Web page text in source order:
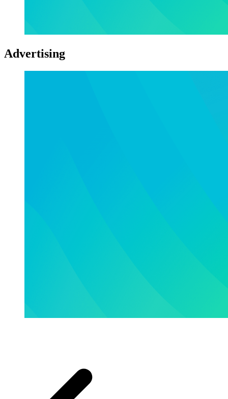
Advertising